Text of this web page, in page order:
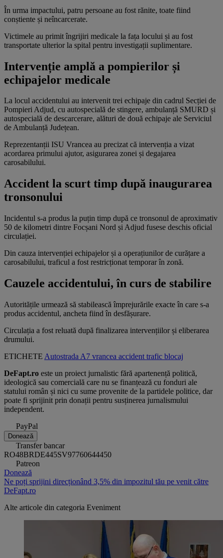
În urma impactului, patru persoane au fost rănite, toate fiind
conștiente și neîncarcerate.
Victimele au primit îngrijiri medicale la fața locului și au fost
transportate ulterior la spital pentru investigații suplimentare.
Intervenție amplă a pompierilor și
echipajelor medicale
La locul accidentului au intervenit trei echipaje din cadrul Secției de
Pompieri Adjud, cu autospecială de stingere, ambulanță SMURD și
autospecială de descarcerare, alături de două echipaje ale Serviciul
de Ambulanță Județean.
Reprezentanții ISU Vrancea au precizat că intervenția a vizat
acordarea primului ajutor, asigurarea zonei și degajarea
carosabilului.
Accident la scurt timp după inaugurarea
tronsonului
Incidentul s-a produs la puțin timp după ce tronsonul de aproximativ
50 de kilometri dintre Focșani Nord și Adjud fusese deschis oficial
circulației.
Din cauza intervenției echipajelor și a operațiunilor de curățare a
carosabilului, traficul a fost restricționat temporar în zonă.
Cauzele accidentului, în curs de stabilire
Autoritățile urmează să stabilească împrejurările exacte în care s-a
produs accidentul, ancheta fiind în desfășurare.
Circulația a fost reluată după finalizarea intervențiilor și eliberarea
drumului.
ETICHETE Autostrada A7 vrancea accident trafic blocaj
DeFapt.ro este un proiect jurnalistic fără apartenență politică,
ideologică sau comercială care nu se finanțează cu fonduri ale
statului român și nici cu sume provenite de la partidele politice, dar
poate fi sprijinit prin donații pentru susținerea jurnalismului
independent.
PayPal
Donează
Transfer bancar
RO48BRDE445SV97760644450
Patreon
Donează
Ne poți sprijini direcționând 3,5% din impozitul tău pe venit către
DeFapt.ro
Alte articole din categoria Eveniment